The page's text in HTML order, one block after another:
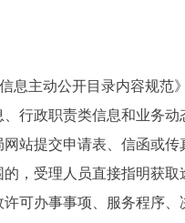
主动公开目录内容规范
行政职责类信息和业务动
站提交申请表、信函或传
，受理人员直接指明获取
可办事事项、服务程序、